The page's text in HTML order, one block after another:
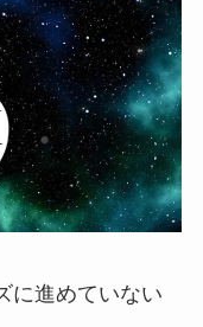
に進めていない